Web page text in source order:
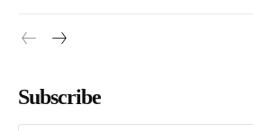
Subscribe